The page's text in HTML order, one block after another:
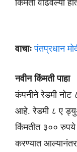
किंमती वाढवल्या
वाचाःपंतप्रधान
नवीन किंमती पाहा
कंपनीने रेडमी नोट
आहे. रेडमी ८ ए
किंमतीत ३०० रुपये
करण्यात